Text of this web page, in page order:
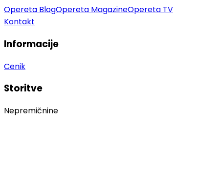
Opereta BlogOpereta MagazineOpereta TV
Kontakt
Informacije
Cenik
Storitve
Nepremičnine